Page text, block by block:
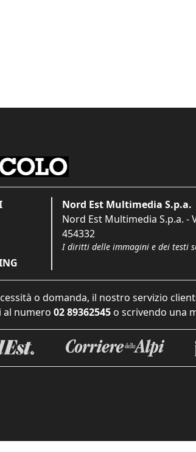
Nord Est Multimedia S.p.a.
Nord Est Multimedia S.p.a. -
454332
I diritti delle immagini e dei testi
o domanda, il nostro servizio
al numero 02 89362545 o scrivendo una